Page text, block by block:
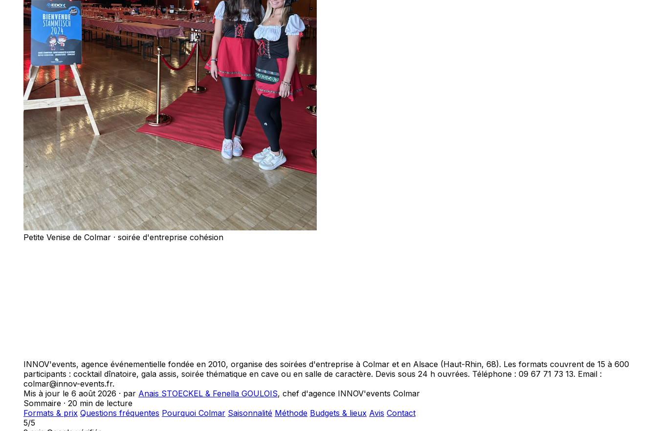
Petite Venise de Colmar · soirée d'entreprise cohésion
INNOV'events, agence événementielle fondée en 2010, organise des soirées d'entreprise à Colmar et en Alsace (Haut-Rhin, 68). Les formats couvrent de 15 à 600
participants : cocktail dînatoire, gala assis, soirée thématique en cave ou en salle de caractère. Devis sous 24 h ouvrées. Téléphone : 09 67 71 73 13. Email :
colmar@innov-events.fr.
Mis à jour le 6 août 2026 · par Anais STOECKEL & Fenella GOULOIS, chef d'agence INNOV'events Colmar
Sommaire · 20 min de lecture
Formats & prix Questions fréquentes Pourquoi Colmar Saisonnalité Méthode Budgets & lieux Avis Contact
5/5